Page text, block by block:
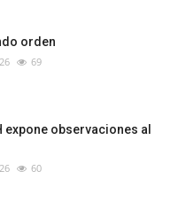
orden
69
expone observaciones al
60